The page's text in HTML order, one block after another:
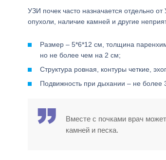
УЗИ почек часто назначается отдельно
опухоли, наличие камней и другие
Размер – 5*6*12 см, толщина
но не более чем на 2 см;
Структура ровная, контуры четкие,
Подвижность при дыхании – не более
Вместе с почками врач
камней и песка.